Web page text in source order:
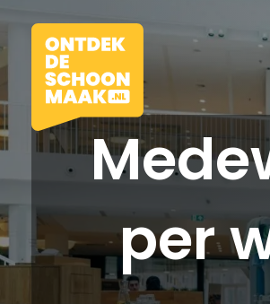
per
Vacatures
Beroepen